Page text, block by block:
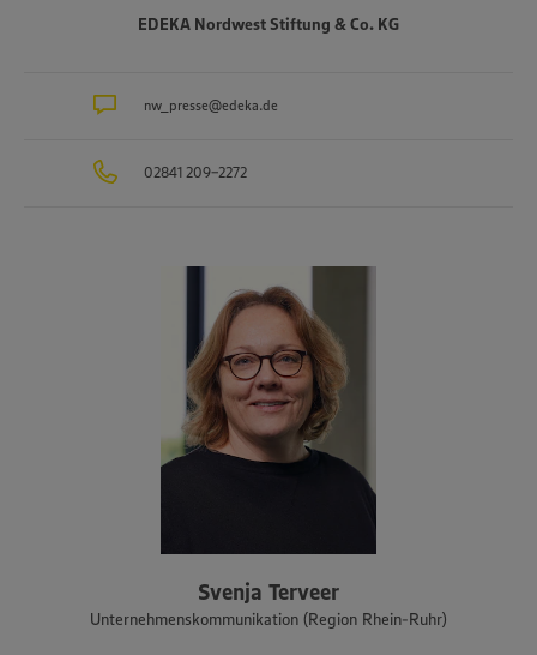
EDEKA Nordwest Stiftung & Co. KG
nw_presse@edeka.de
02841 209-2272
Svenja Terveer
Unternehmenskommunikation (Region Rhein-Ruhr)